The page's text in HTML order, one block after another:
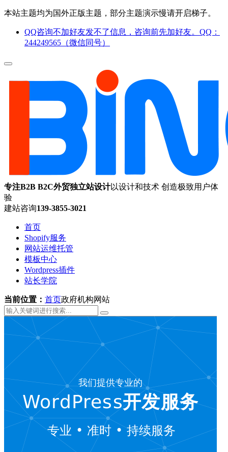
本站主题均为国外正版主题，部分主题演示慢请开启梯子。
QQ咨询不加好友发不了信息，咨询前先加好友。QQ：
244249565（微信同号）
专注B2B B2C外贸独立站设计以设计和技术 创造极致用户体
验
建站咨询139-3855-3021
首页
Shopify服务
网站运维托管
模板中心
Wordpress插件
站长学院
当前位置： 首页政府机构网站